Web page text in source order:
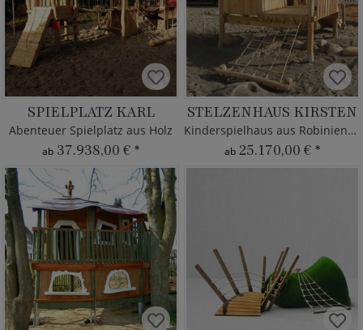
SPIELPLATZ KARL
Abenteuer Spielplatz aus Holz
ab 37.938,00 € *
STELZENHAUS KIRSTEN
Kinderspielhaus aus Robinienholz
ab 25.170,00 € *